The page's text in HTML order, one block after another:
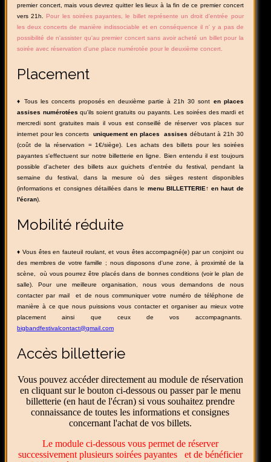
premier concert, mais vous devrez quitter les lieux à la fin de ce premier concert
vers 21h.
Pour les soirées payantes, le billet représente un droit d'entrée pour
les deux concerts de manière indissociable et en conséquence il n' y a pas de
possibilité de n'assister qu'au premier concert sans avoir acheté un billet pour la
soirée avec réservation d'une place numérotée pour le deuxième concert.
Placement
♦ Tous les concerts proposés en deuxième partie à 21h 30 sont en places
assises numérotées qu'ils soient gratuits ou payants. Les soirées des mardi et
mercredi sont gratuites mais il vous est conseillé de réserver vos places sur
internet pour les concerts
uniquementen places assises débutant à 21h 30
(coût de la réservation = 1€/siège). Les achats des billets pour les soirées
payantes s'effectuent sur notre billetterie en ligne. Bien entendu il est toujours
possible d'acheter des billets aux guichets d'entrée du festival, pendant la
semaine du festival, dans la mesure où des sièges restent disponibles
(informations et consignes détaillées dans le menu BILLETTERIE↑ en haut de
l'écran).
Mobilité réduite
♦ Vous êtes en fauteuil roulant, et vous êtes accompagné(e) par un conjoint ou
des membres de votre famille ; nous disposons d'une zone, à proximité de la
scène, où vous pourrez être placés dans de bonnes conditions (voir le plan de
salle). Pour une meilleure organisation, nous vous demandons de nous
contacter par mail et de nous communiquer votre numéro de téléphone de
manière à ce que nous puissions vous contacter et organiser au mieux votre
placement ainsi que ceux de vos accompagnants.
bigbandfestivalcontact@gmail.com
Accès billetterie
Vous pouvez accéder directement au module de réservation
en cliquant sur le bouton ci-dessous ou passer par le menu
billetterie (en haut de l'écran) si vous souhaitez prendre
connaissance de toutes les informations et consignes
concernant l'achat de vos billets.
Le module ci-dessous vous permet de réserver
successivement plusieurs soirées payantes et de bénéficier